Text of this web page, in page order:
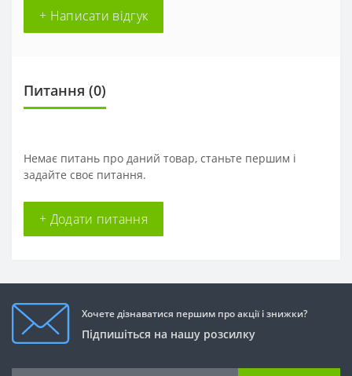
+ Написати відгук
Питання (0)
Немає питань про даний товар, станьте першим і
задайте своє питання.
+ Додати питання
Хочете дізнаватися першим про акції і знижки?
Підпишіться на нашу розсилку